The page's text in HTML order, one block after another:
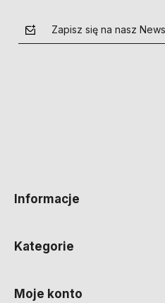
Zapisz się na nasz
Informacje
Kategorie
Moje konto